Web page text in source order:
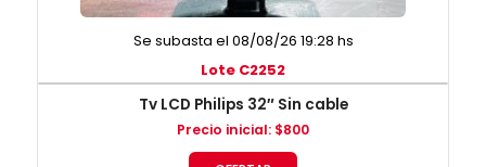
Se subasta el 08/08/26 19:28 hs
Lote C2252
Tv LCD Philips 32″ Sin cable
Precio inicial: $800